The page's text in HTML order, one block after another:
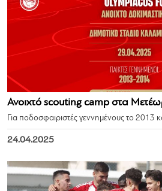
Ανοιχτό scouting camp στα
Για ποδοσφαιριστές γεννημένους το 2013
24.04.2025